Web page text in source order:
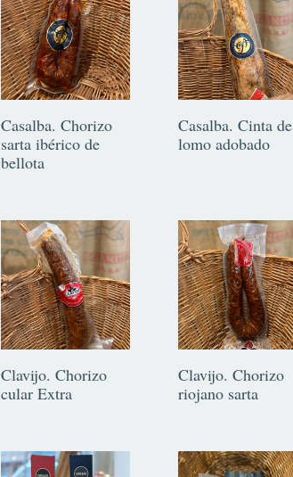
Casalba. Chorizo
sarta ibérico de
bellota
Casalba. Cinta de
lomo adobado
Clavijo. Chorizo
cular Extra
Clavijo. Chorizo
riojano sarta